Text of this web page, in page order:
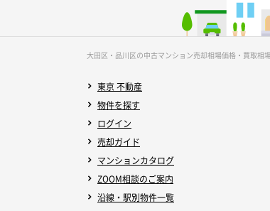
大田区・品川区の中古マンション売却相場価格・買取相
東京 不動産
物件を探す
ログイン
売却ガイド
マンションカタログ
ZOOM相談のご案内
沿線・駅別物件一覧